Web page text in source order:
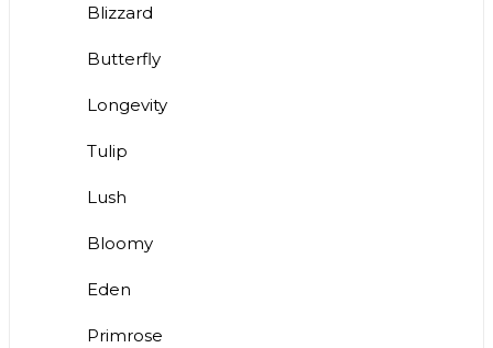
Blizzard
Butterfly
Longevity
Tulip
Lush
Bloomy
Eden
Primrose